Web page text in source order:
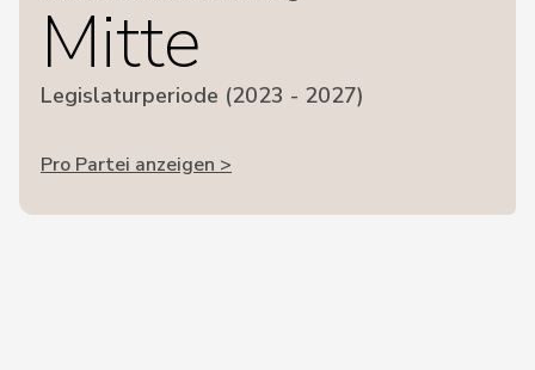
Mitte
Legislaturperiode (2023 - 2027)
Pro Partei anzeigen >